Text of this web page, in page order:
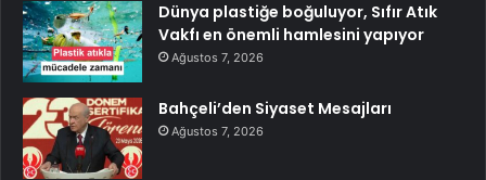
Dünya plastiğe boğuluyor, Sıfır Atık
Vakfı en önemli hamlesini yapıyor
Ağustos 7, 2026
Bahçeli’den Siyaset Mesajları
Ağustos 7, 2026